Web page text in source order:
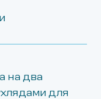
на два
для